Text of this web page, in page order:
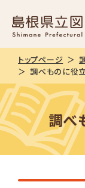
トップページ
調べものに役
調べ